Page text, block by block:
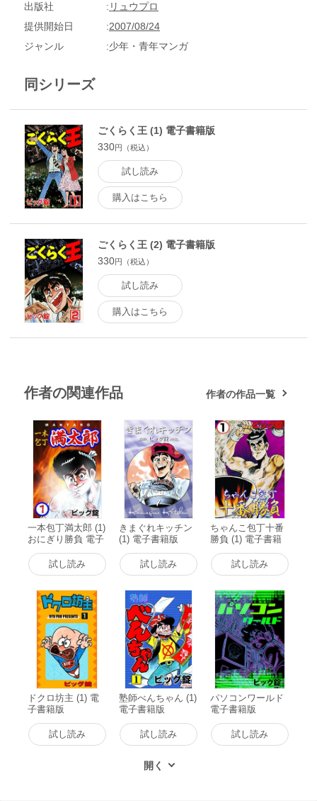
出版社
リュウプロ
提供開始日
2007/08/24
ジャンル
少年・青年マンガ
同シリーズ
ごくらく王 (1) 電子書籍版
330円（税込）
試し読み
購入はこちら
ごくらく王 (2) 電子書籍版
330円（税込）
試し読み
購入はこちら
作者の関連作品 作者の作品一覧
一本包丁満太郎 (1)
おにぎり勝負 電子
書籍版
試し読み
きまぐれキッチン
(1) 電子書籍版
試し読み
ちゃんこ包丁十番
勝負 (1) 電子書籍
試し読み
ドクロ坊主 (1) 電
子書籍版
試し読み
塾師べんちゃん (1)
電子書籍版
試し読み
パソコンワールド
電子書籍版
試し読み